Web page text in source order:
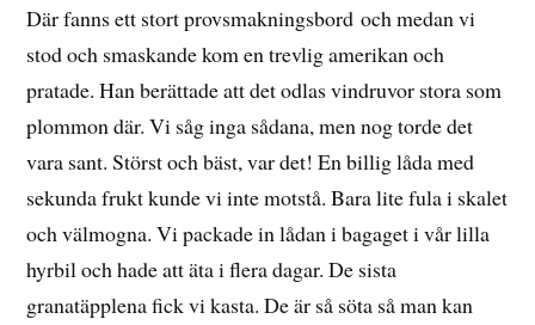
Där fanns ett stort provsmakningsbord och medan vi
stod och smaskande kom en trevlig amerikan och
pratade. Han berättade att det odlas vindruvor stora som
plommon där. Vi såg inga sådana, men nog torde det
vara sant. Störst och bäst, var det! En billig låda med
sekunda frukt kunde vi inte motstå. Bara lite fula i skalet
och välmogna. Vi packade in lådan i bagaget i vår lilla
hyrbil och hade att äta i flera dagar. De sista
granatäpplena fick vi kasta. De är så söta så man kan